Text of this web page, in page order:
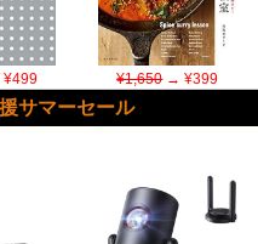
¥1,650→ ¥399
サマーセール